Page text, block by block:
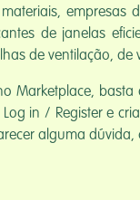
empresas
de janelas
de ventilação,
Marketplace,
in / Register e
alguma